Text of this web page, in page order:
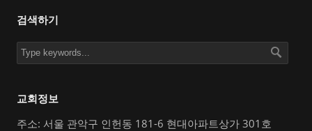
검색하기
교회정보
주소: 서울 관악구 인헌동 181-6 현대아파트상가 301호